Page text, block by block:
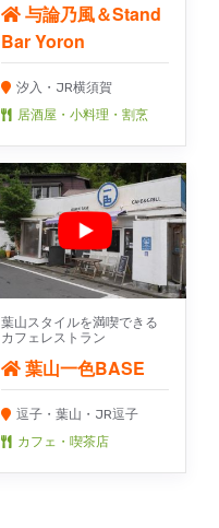
与論乃風＆Stand
Bar Yoron
汐入・JR横須賀
居酒屋・小料理・割烹
葉山スタイルを満喫できる
カフェレストラン
葉山一色BASE
逗子・葉山・JR逗子
カフェ・喫茶店